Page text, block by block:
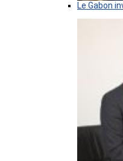
Le Gabon